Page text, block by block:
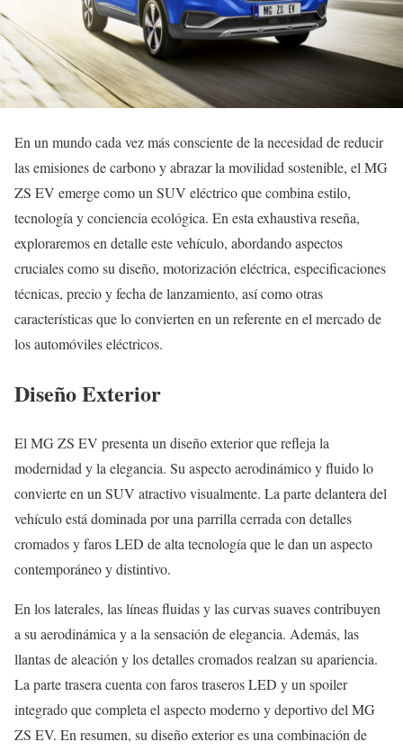
En un mundo cada vez más consciente de la necesidad de reducir
las emisiones de carbono y abrazar la movilidad sostenible, el MG
ZS EV emerge como un SUV eléctrico que combina estilo,
tecnología y conciencia ecológica. En esta exhaustiva reseña,
exploraremos en detalle este vehículo, abordando aspectos
cruciales como su diseño, motorización eléctrica, especificaciones
técnicas, precio y fecha de lanzamiento, así como otras
características que lo convierten en un referente en el mercado de
los automóviles eléctricos.
Diseño Exterior
El MG ZS EV presenta un diseño exterior que refleja la
modernidad y la elegancia. Su aspecto aerodinámico y fluido lo
convierte en un SUV atractivo visualmente. La parte delantera del
vehículo está dominada por una parrilla cerrada con detalles
cromados y faros LED de alta tecnología que le dan un aspecto
contemporáneo y distintivo.
En los laterales, las líneas fluidas y las curvas suaves contribuyen
a su aerodinámica y a la sensación de elegancia. Además, las
llantas de aleación y los detalles cromados realzan su apariencia.
La parte trasera cuenta con faros traseros LED y un spoiler
integrado que completa el aspecto moderno y deportivo del MG
ZS EV. En resumen, su diseño exterior es una combinación de